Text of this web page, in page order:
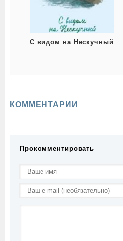
С видом на Нескучный
КОММЕНТАРИИ
Прокомментировать